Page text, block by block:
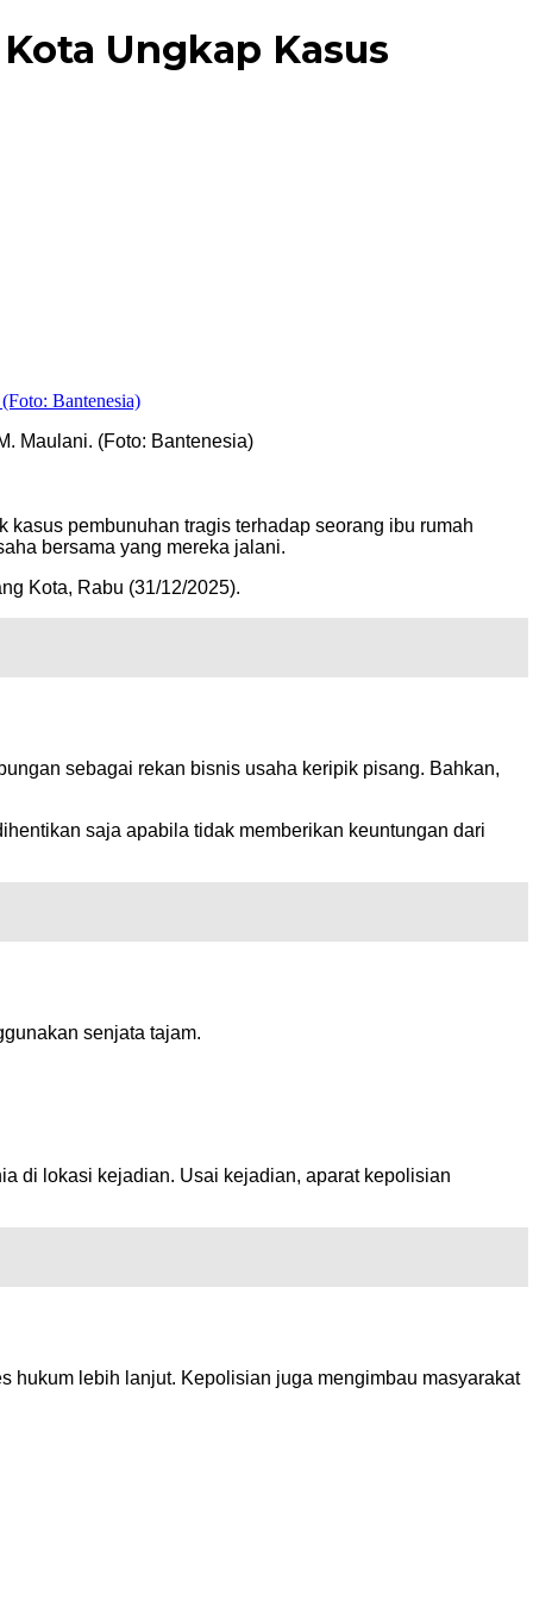
Ungkap Kasus
Maulani. (Foto: Bantenesia)
pembunuhan tragis terhadap seorang ibu rumah
bersama yang mereka jalani.
Kota, Rabu (31/12/2025).
sebagai rekan bisnis usaha keripik pisang. Bahkan,
saja apabila tidak memberikan keuntungan dari
senjata tajam.
di lokasi kejadian. Usai kejadian, aparat kepolisian
hukum lebih lanjut. Kepolisian juga mengimbau masyarakat